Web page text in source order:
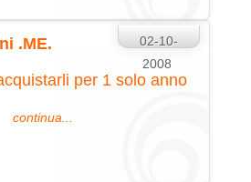
02-10-
2008
.ME.
per 1 solo anno
continua...